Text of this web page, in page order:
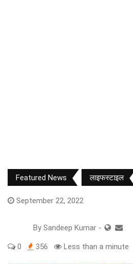
Featured News लाइफस्टाइल
September 22, 2022
By Sandeep Kumar -
0 356 Less than a minute